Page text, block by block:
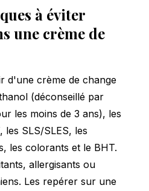
à éviter
une crème de
d'une crème de change
(déconseillé par
les moins de 3 ans), les
les SLS/SLES, les
les colorants et le BHT.
allergisants ou
Les repérer sur une